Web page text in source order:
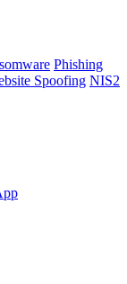
Phishing
Spoofing NIS2